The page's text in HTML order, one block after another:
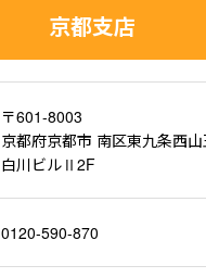
京都支店
〒601-8003
京都府京都市 南区東九条西山
白川ビルⅡ2F
0120-590-870